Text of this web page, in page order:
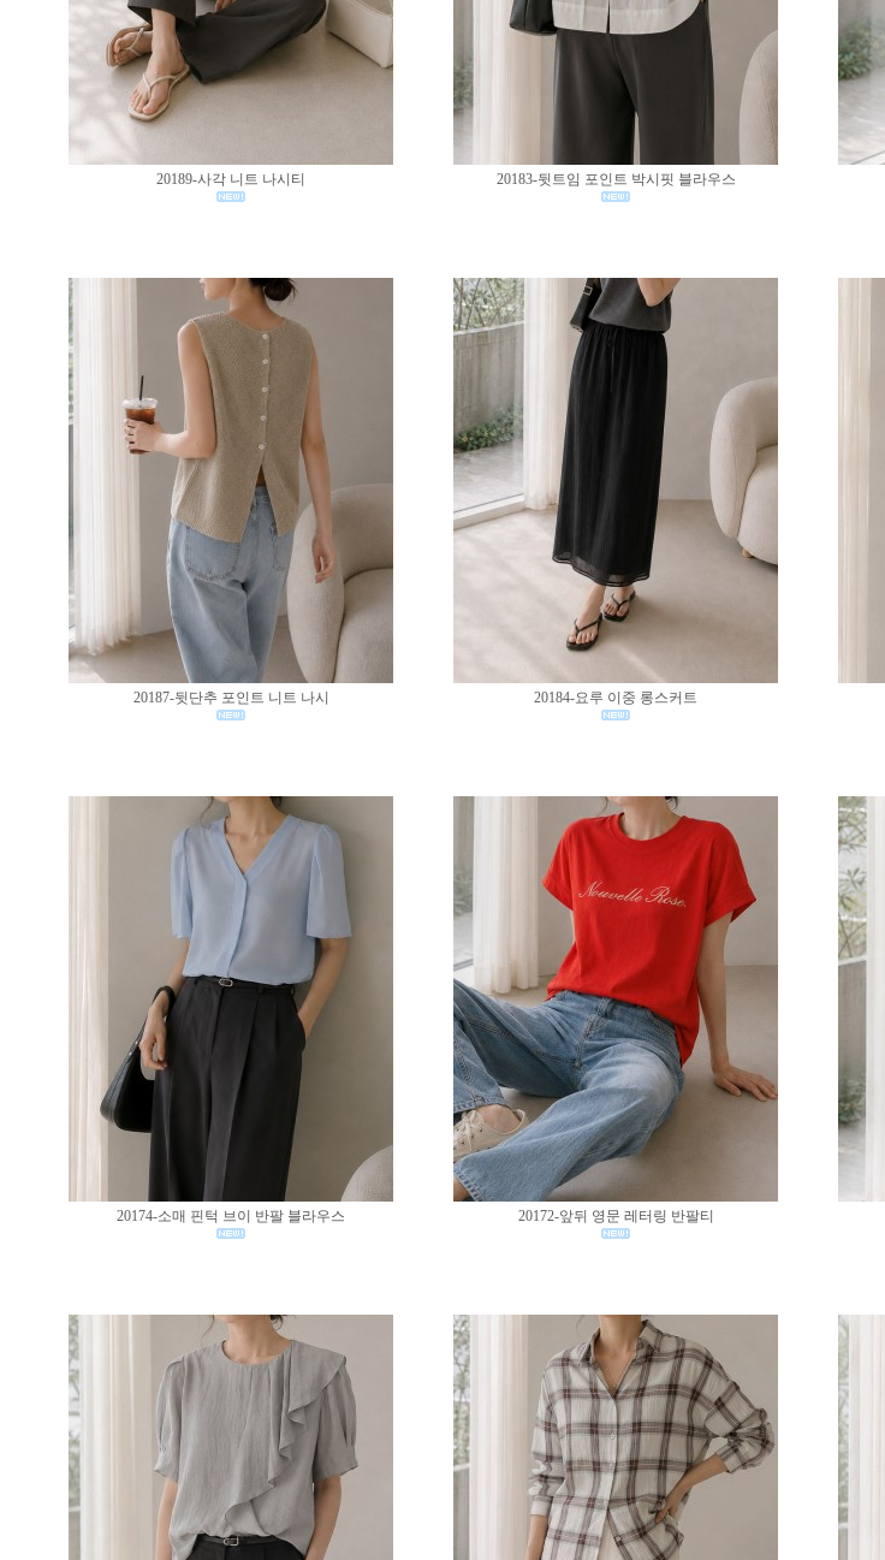
20189-사각 니트 나시티 20183-뒷트임 포인트 박시핏 블라우스
20187-뒷단추 포인트 니트 나시 20184-요루 이중 롱스커트
20174-소매 핀턱 브이 반팔 블라우스 20172-앞뒤 영문 레터링 반팔티